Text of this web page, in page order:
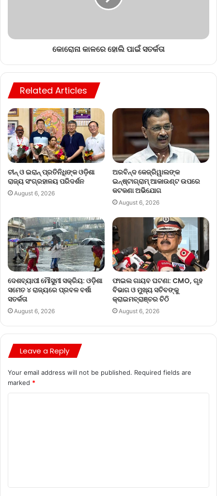
କୋରୋନା କାଳରେ ହୋଲି ପାଇଁ ସତର୍କତା
Related Articles
ଚୀନ୍ ଓ ଇରାନ୍ ପ୍ରତିନିଧିଙ୍କ ଓଡ଼ିଶା
ରାଜ୍ୟ ସଂଗ୍ରହାଳୟ ପରିଦର୍ଶନ
August 6, 2026
ଅରବିନ୍ଦ କେଜ୍ରିୱାଲଙ୍କ
ଇନ୍‌ଷ୍ଟାଗ୍ରାମ୍ ଆକାଉଣ୍ଟ ଉପରେ
କଟକଣା ଅଭିଯୋଗ
August 6, 2026
ଦେଶବ୍ୟାପୀ ମୌସୁମୀ ସକ୍ରିୟ: ଓଡ଼ିଶା
ସମେତ ୪ ରାଜ୍ୟରେ ପ୍ରବଳ ବର୍ଷା
ସତର୍କତା
August 6, 2026
ଫାଇଲ ଗାୟବ ଘଟଣା: CMO, ଗୃହ
ବିଭାଗ ଓ ମୁଖ୍ୟ ସଚିବଙ୍କୁ
କ୍ରାଇମବ୍ରାଞ୍ଚର ଚିଠି
August 6, 2026
Leave a Reply
Your email address will not be published. Required fields are
marked *